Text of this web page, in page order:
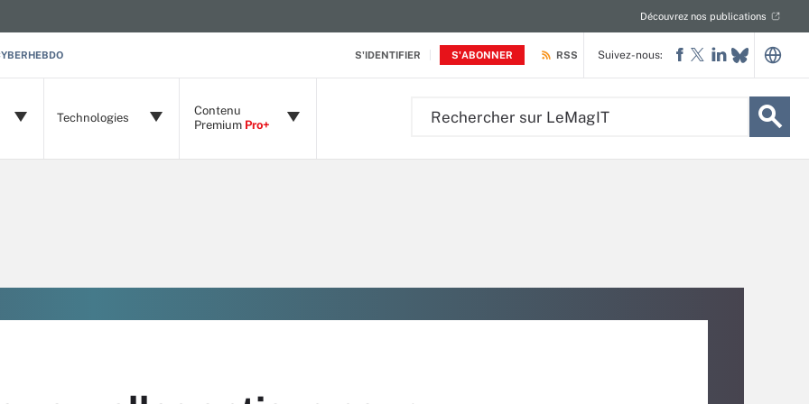
S'IDENTIFIER S'ABONNER
Découvrez nos publications
RSS
Technologies
Contenu
Premium Pro+
Suivez-nous: